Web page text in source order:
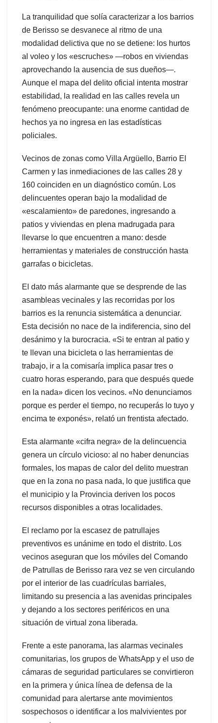
La tranquilidad que solía caracterizar a los barrios
de Berisso se desvanece al ritmo de una
modalidad delictiva que no se detiene: los hurtos
al voleo y los «escruches» —robos en viviendas
aprovechando la ausencia de sus dueños—.
Aunque el mapa del delito oficial intenta mostrar
estabilidad, la realidad en las calles revela un
fenómeno preocupante: una enorme cantidad de
hechos ya no ingresa en las estadísticas
policiales.
Vecinos de zonas como Villa Argüello, Barrio El
Carmen y las inmediaciones de las calles 28 y
160 coinciden en un diagnóstico común. Los
delincuentes operan bajo la modalidad de
«escalamiento» de paredones, ingresando a
patios y viviendas en plena madrugada para
llevarse lo que encuentren a mano: desde
herramientas y materiales de construcción hasta
garrafas o bicicletas.
El dato más alarmante que se desprende de las
asambleas vecinales y las recorridas por los
barrios es la renuncia sistemática a denunciar.
Esta decisión no nace de la indiferencia, sino del
desánimo y la burocracia. «Si te entran al patio y
te llevan una bicicleta o las herramientas de
trabajo, ir a la comisaría implica pasar tres o
cuatro horas esperando, para que después quede
en la nada» dicen los vecinos. «No denunciamos
porque es perder el tiempo, no recuperás lo tuyo y
encima te exponés», relató un frentista afectado.
Esta alarmante «cifra negra» de la delincuencia
genera un círculo vicioso: al no haber denuncias
formales, los mapas de calor del delito muestran
que en la zona no pasa nada, lo que justifica que
el municipio y la Provincia deriven los pocos
recursos disponibles a otras localidades.
El reclamo por la escasez de patrullajes
preventivos es unánime en todo el distrito. Los
vecinos aseguran que los móviles del Comando
de Patrullas de Berisso rara vez se ven circulando
por el interior de las cuadrículas barriales,
limitando su presencia a las avenidas principales
y dejando a los sectores periféricos en una
situación de virtual zona liberada.
Frente a este panorama, las alarmas vecinales
comunitarias, los grupos de WhatsApp y el uso de
cámaras de seguridad particulares se convirtieron
en la primera y única línea de defensa de la
comunidad para alertarse ante movimientos
sospechosos o identificar a los malvivientes por